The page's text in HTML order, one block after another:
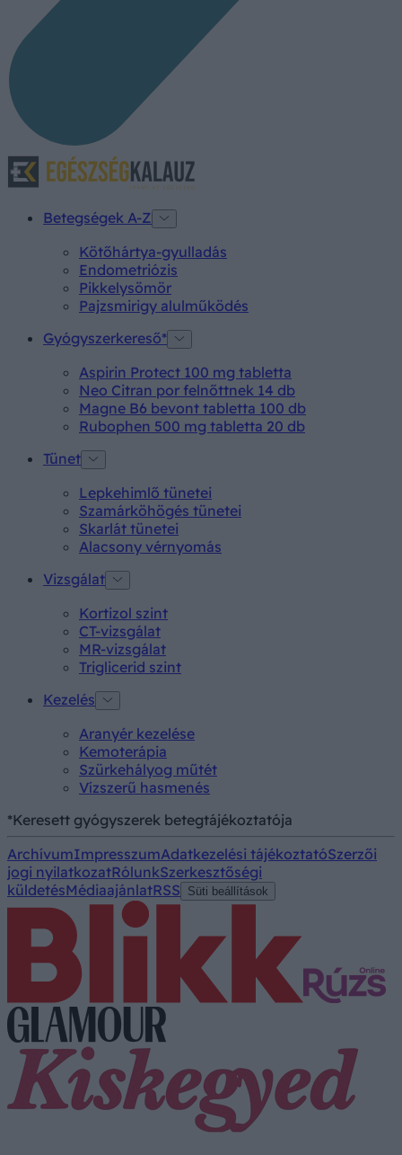
Betegségek A-Z
Kötőhártya-gyulladás
Endometriózis
Pikkelysömör
Pajzsmirigy alulműködés
Gyógyszerkereső*
Aspirin Protect 100 mg tabletta
Neo Citran por felnőttnek 14 db
Magne B6 bevont tabletta 100 db
Rubophen 500 mg tabletta 20 db
Tünet
Lepkehimlő tünetei
Szamárköhögés tünetei
Skarlát tünetei
Alacsony vérnyomás
Vizsgálat
Kortizol szint
CT-vizsgálat
MR-vizsgálat
Triglicerid szint
Kezelés
Aranyér kezelése
Kemoterápia
Szürkehályog műtét
Vízszerű hasmenés
*Keresett gyógyszerek betegtájékoztatója
ArchívumImpresszumAdatkezelési tájékoztatóSzerzői
jogi nyilatkozatRólunkSzerkesztőségi
küldetésMédiaajánlatRSS Süti beállítások